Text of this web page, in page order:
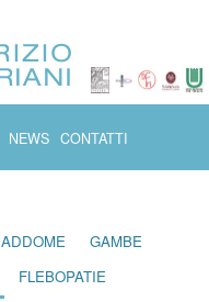
NEWS CONTATTI
ADDOME
GAMBE
FLEBOPATIE